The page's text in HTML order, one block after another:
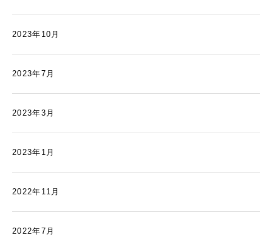
2023年10月
2023年7月
2023年3月
2023年1月
2022年11月
2022年7月